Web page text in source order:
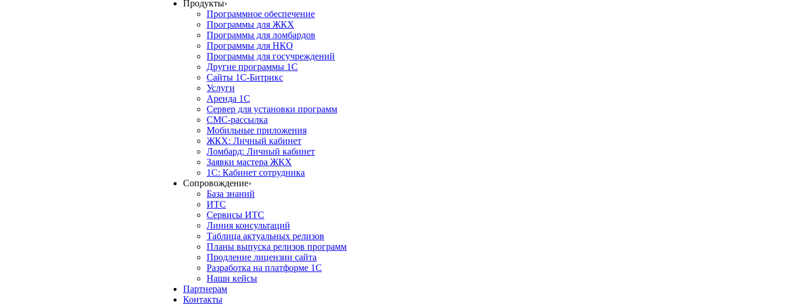
Продукты›
Программное обеспечение
Программы для ЖКХ
Программы для ломбардов
Программы для НКО
Программы для госучреждений
Другие программы 1С
Сайты 1С-Битрикс
Услуги
Аренда 1С
Сервер для установки программ
СМС-рассылка
Мобильные приложения
ЖКХ: Личный кабинет
Ломбард: Личный кабинет
Заявки мастера ЖКХ
1С: Кабинет сотрудника
Сопровождение›
База знаний
ИТС
Сервисы ИТС
Линия консультаций
Таблица актуальных релизов
Планы выпуска релизов программ
Продление лицензии сайта
Разработка на платформе 1С
Наши кейсы
Партнерам
Контакты